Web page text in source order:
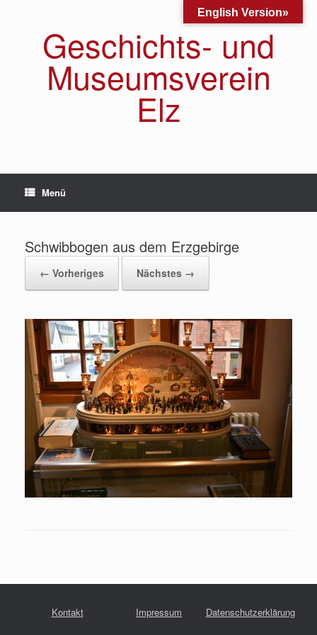
Geschichts- und
Museumsverein
Elz
Menü
Schwibbogen aus dem Erzgebirge
← Vorheriges Nächstes →
Kontakt Impressum Datenschutzerklärung
English Version»